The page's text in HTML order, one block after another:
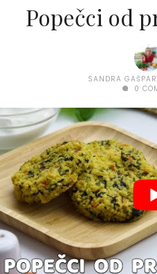
Popečci od
SANDRA
0